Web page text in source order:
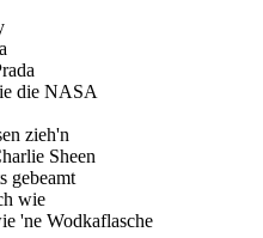
die NASA
zieh'n
Sheen
gebeamt
wie
'ne Wodkaflasche